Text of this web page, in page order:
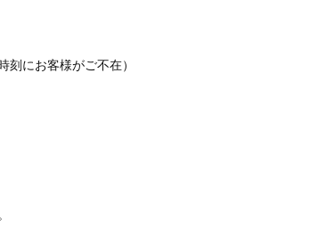
刻にお客様がご不在）